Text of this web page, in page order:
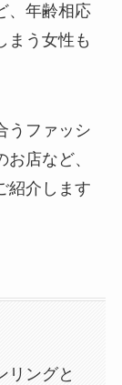
、年齢相応
まう女性も
うファッシ
店など、
紹介します
リングと